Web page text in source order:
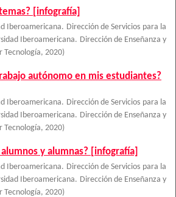
[infografía]
Iberoamericana. Dirección de Servicios para la
Iberoamericana. Dirección de Enseñanza y
Tecnología, 2020)
autónomo en mis estudiantes?
Iberoamericana. Dirección de Servicios para la
Iberoamericana. Dirección de Enseñanza y
Tecnología, 2020)
y alumnas? [infografía]
Iberoamericana. Dirección de Servicios para la
Iberoamericana. Dirección de Enseñanza y
Tecnología, 2020)